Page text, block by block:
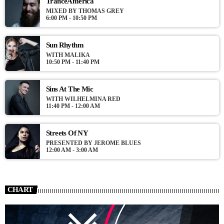
varius laoreet sodales.
MIXED BY THOMAS GREY
6:00 PM - 10:50 PM
Sun Rhythm
WITH MALIKA
10:50 PM - 11:40 PM
Sins At The Mic
WITH WILHELMINA RED
11:40 PM - 12:00 AM
Streets Of NY
PRESENTED BY JEROME BLUES
12:00 AM - 3:00 AM
CHART